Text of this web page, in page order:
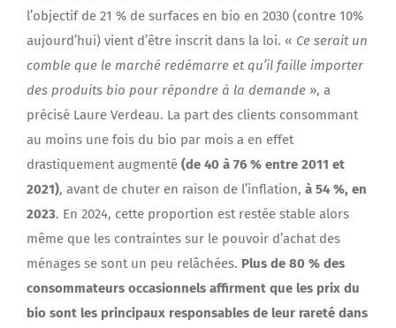
l’objectif de 21 % de surfaces en bio en 2030 (contre 10%
aujourd’hui) vient d’être inscrit dans la loi. « Ce serait un
comble que le marché redémarre et qu’il faille importer
des produits bio pour répondre à la demande », a
précisé Laure Verdeau. La part des clients consommant
au moins une fois du bio par mois a en effet
drastiquement augmenté (de 40 à 76 % entre 2011 et
2021), avant de chuter en raison de l’inflation, à 54 %, en
2023. En 2024, cette proportion est restée stable alors
même que les contraintes sur le pouvoir d’achat des
ménages se sont un peu relâchées. Plus de 80 % des
consommateurs occasionnels affirment que les prix du
bio sont les principaux responsables de leur rareté dans